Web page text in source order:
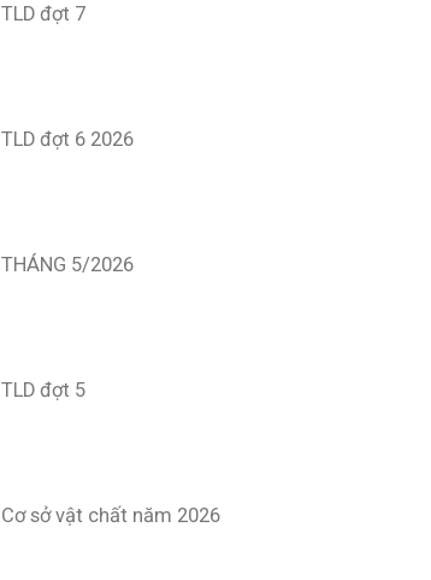
TLD đợt 7
TLD đợt 6 2026
THÁNG 5/2026
TLD đợt 5
Cơ sở vật chất năm 2026